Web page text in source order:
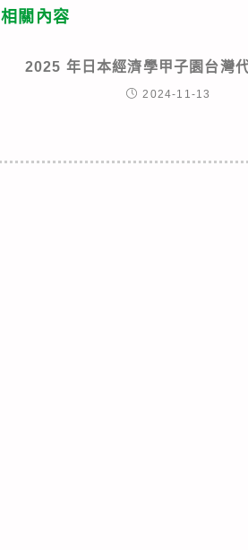
相關內容
2025 年日本經濟學甲子園台灣
2024-11-13